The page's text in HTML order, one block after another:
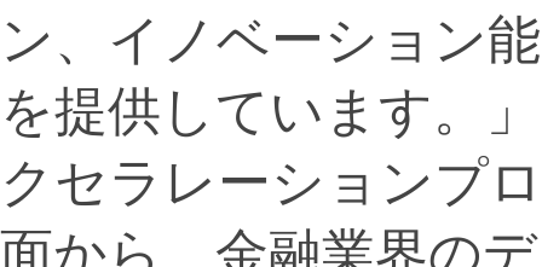
ン、イノベーション
を提供しています。
クセラレーションプ
面から、金融業界の